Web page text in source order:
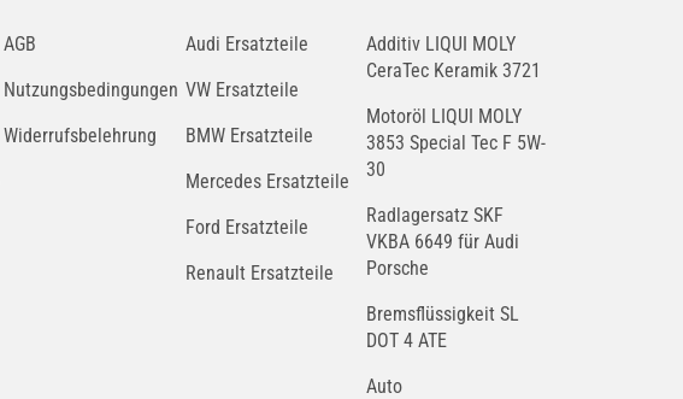
AGB
Nutzungsbedingungen
Widerrufsbelehrung
Audi Ersatzteile
VW Ersatzteile
BMW Ersatzteile
Mercedes Ersatzteile
Ford Ersatzteile
Renault Ersatzteile
Additiv LIQUI MOLY
CeraTec Keramik 3721
Motoröl LIQUI MOLY
3853 Special Tec F 5W-
30
Radlagersatz SKF
VKBA 6649 für Audi
Porsche
Bremsflüssigkeit SL
DOT 4 ATE
Auto